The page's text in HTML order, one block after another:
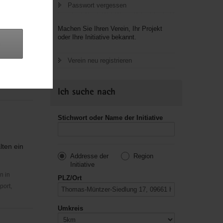
ein
in
Passwort vergessen
Machen Sie Ihren Verein, Ihr Projekt
oder Ihre Initiative bekannt.
Verein neu registrieren
Ich suche nach
Stichwort oder Name der Initiative
Addresse der
Initiative
Region
PLZ/Ort
Umkreis